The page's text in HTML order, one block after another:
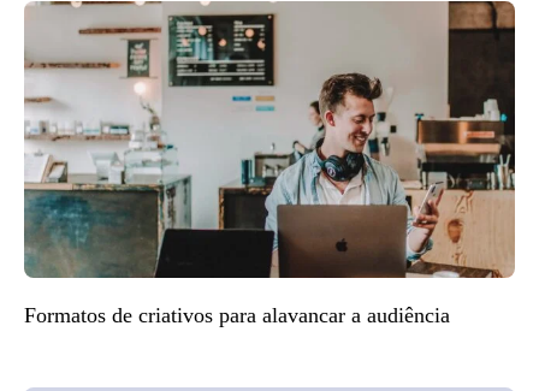
Formatos de criativos para alavancar a audiência